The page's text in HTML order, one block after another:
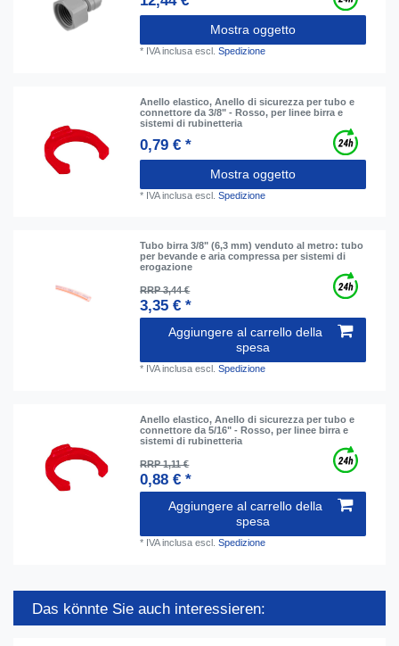
Mostra oggetto
* IVA inclusa escl.Spedizione
Anello elastico, Anello di sicurezza per tubo e
connettore da 3/8" - Rosso, per linee birra e
sistemi di rubinetteria
0,79 € *
Mostra oggetto
* IVA inclusa escl.Spedizione
Tubo birra 3/8" (6,3 mm) venduto al metro: tubo
per bevande e aria compressa per sistemi di
erogazione
RRP 3,44 €
3,35 € *
Aggiungere al carrello della
spesa
* IVA inclusa escl.Spedizione
Anello elastico, Anello di sicurezza per tubo e
connettore da 5/16" - Rosso, per linee birra e
sistemi di rubinetteria
RRP 1,11 €
0,88 € *
Aggiungere al carrello della
spesa
* IVA inclusa escl.Spedizione
Das könnte Sie auch interessieren: